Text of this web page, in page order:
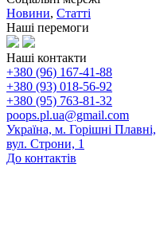
Новини, Статті
Наші перемоги
Наші контакти
+380 (96) 167-41-88
+380 (93) 018-56-92
+380 (95) 763-81-32
poops.pl.ua@gmail.com
Україна, м. Горішні Плавні,
вул. Строни, 1
До контактів